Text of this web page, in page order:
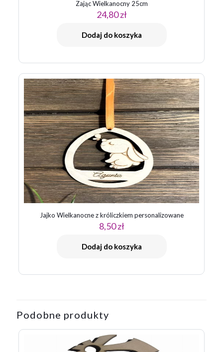
Zając Wielkanocny 25cm
24,80zł
Dodaj do koszyka
Jajko Wielkanocne z króliczkiem personalizowane
8,50zł
Dodaj do koszyka
Podobne produkty